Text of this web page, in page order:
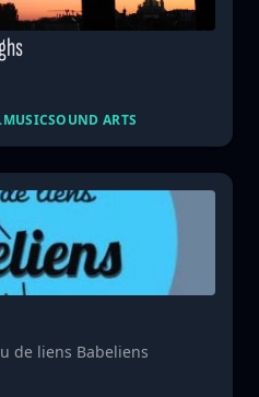
MUSICSOUND ARTS
de liens Babeliens